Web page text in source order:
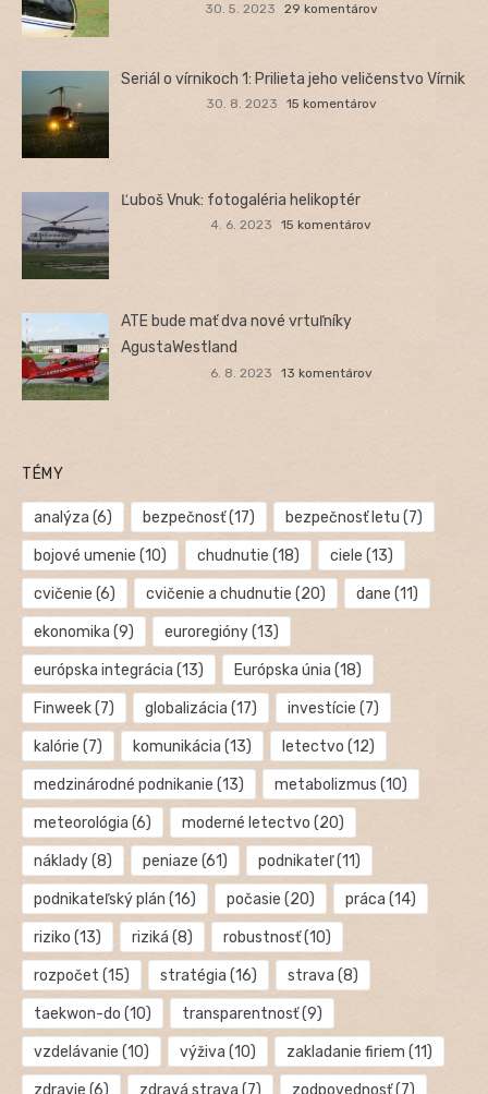
30. 5. 2023 29 komentárov
Seriál o vírnikoch 1: Prilieta jeho veličenstvo Vírnik
30. 8. 2023 15 komentárov
Ľuboš Vnuk: fotogaléria helikoptér
4. 6. 2023 15 komentárov
ATE bude mať dva nové vrtuľníky
AgustaWestland
6. 8. 2023 13 komentárov
TÉMY
analýza (6) bezpečnosť(17) bezpečnosť letu (7)
bojové umenie (10) chudnutie (18) ciele (13)
cvičenie (6) cvičenie a chudnutie (20) dane (11)
ekonomika (9) euroregióny(13)
európska integrácia (13) Európska únia (18)
Finweek(7) globalizácia (17) investície (7)
kalórie (7) komunikácia (13) letectvo (12)
medzinárodné podnikanie (13) metabolizmus (10)
meteorológia (6) moderné letectvo (20)
náklady(8) peniaze (61) podnikateľ(11)
podnikateľský plán (16) počasie (20) práca (14)
riziko (13) riziká (8) robustnosť(10)
rozpočet (15) stratégia (16) strava (8)
taekwon-do (10) transparentnosť(9)
vzdelávanie (10) výživa (10) zakladanie firiem (11)